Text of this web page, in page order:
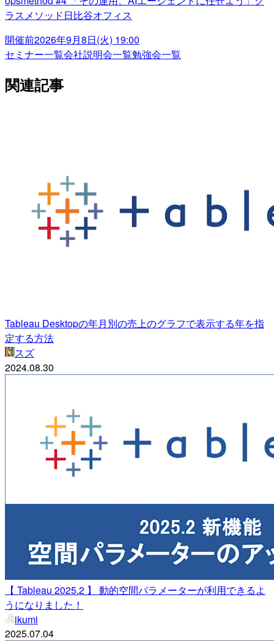
ラスメソッド日比谷オフィス
開催前2026年9月8日(火) 19:00
セミナー一覧会社説明会一覧勉強会一覧
関連記事
Tableau Desktopの年月別の売上のグラフで表示する年を指
定する方法
スズ
2024.08.30
【 Tableau 2025.2 】 動的空間パラメーターが利用できるよ
うになりました！
ikumi
2025.07.04